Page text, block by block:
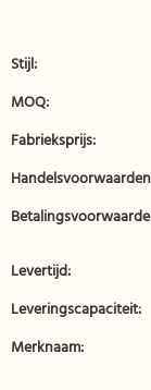
Stijl:
MOQ:
Fabrieksprijs:
Levertijd:
Leveringscapaciteit:
Merknaam: